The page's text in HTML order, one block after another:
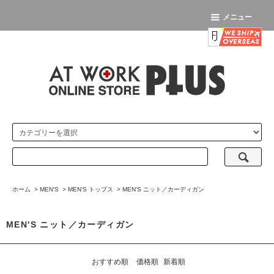
メニュー
ホーム > MEN'S > MEN'S トップス > MEN'S ニット／カーディガン
MEN'S ニット／カーディガン
おすすめ順 価格順 新着順